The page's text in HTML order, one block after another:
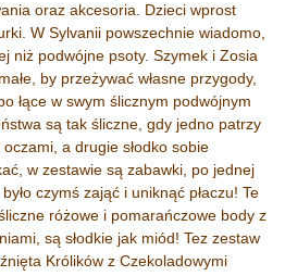
oraz akcesoria. Dzieci wprost
W Sylvanii powszechnie wiadomo,
niż podwójne psoty. Szymek i Zosia
by przeżywać własne przygody,
łące w swym ślicznym podwójnym
są tak śliczne, gdy jedno patrzy
a drugie słodko sobie
w zestawie są zabawki, po jednej
czymś zająć i uniknąć płaczu! Te
różowe i pomarańczowe body z
są słodkie jak miód! Tez zestaw
Królików z Czekoladowymi